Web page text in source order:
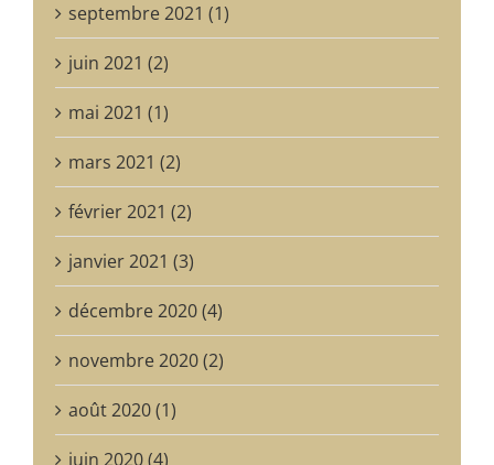
septembre 2021 (1)
juin 2021 (2)
mai 2021 (1)
mars 2021 (2)
février 2021 (2)
janvier 2021 (3)
décembre 2020 (4)
novembre 2020 (2)
août 2020 (1)
juin 2020 (4)